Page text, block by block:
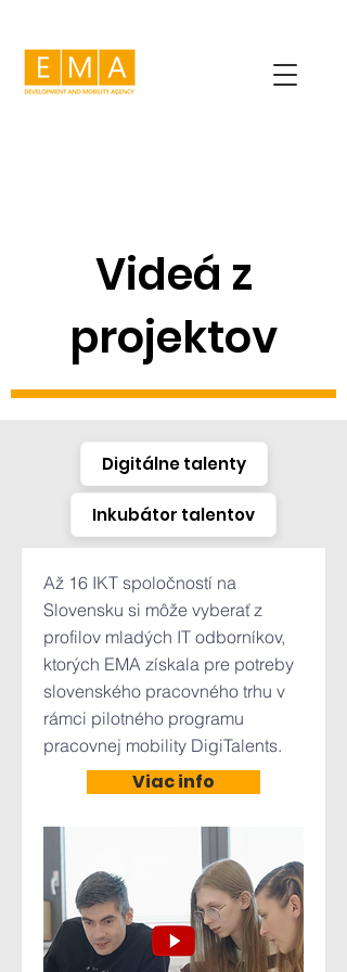
Videá z
projektov
Digitálne talenty
Inkubátor talentov
Až 16 IKT spoločností na
Slovensku si môže vyberať z
profilov mladých IT odborníkov,
ktorých EMA získala pre potreby
slovenského pracovného trhu v
rámci pilotného programu
pracovnej mobility DigiTalents.
Viac info